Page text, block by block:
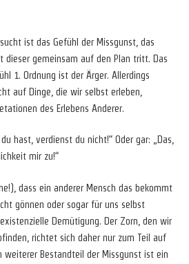
ist das Gefühl der Missgunst, das
dieser gemeinsam auf den Plan tritt. Das
1. Ordnung ist der Ärger. Allerdings
auf Dinge, die wir selbst erleben,
des Erlebens Anderer.
hast, verdienst du nicht!“ Oder gar: „Das,
mir zu!“
dass ein anderer Mensch das bekommt
gönnen oder sogar für uns selbst
Demütigung. Der Zorn, den wir
richtet sich daher nur zum Teil auf
weiterer Bestandteil der Missgunst ist ein